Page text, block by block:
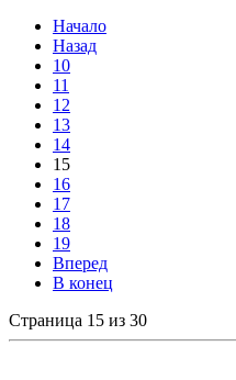
Начало
Назад
10
11
12
13
14
15
16
17
18
19
Вперед
В конец
Страница 15 из 30